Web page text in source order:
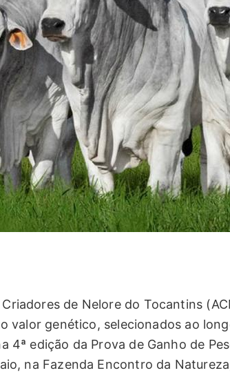
de Nelore do Tocantins
valor genético, selecionados ao
4ª edição da Prova de Ganho de
na Fazenda Encontro da